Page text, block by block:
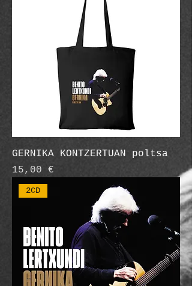
GERNIKA KONTZERTUAN poltsa
Prix
15,00 €
2CD